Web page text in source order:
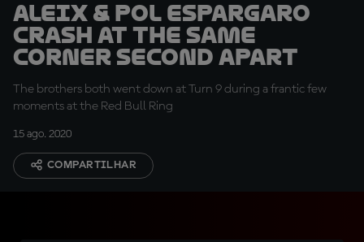
Aleix & Pol Espargaro
crash at the same
corner second apart
The brothers both went down at Turn 9 during a frantic few
moments at the Red Bull Ring
15 ago. 2020
COMPARTILHAR